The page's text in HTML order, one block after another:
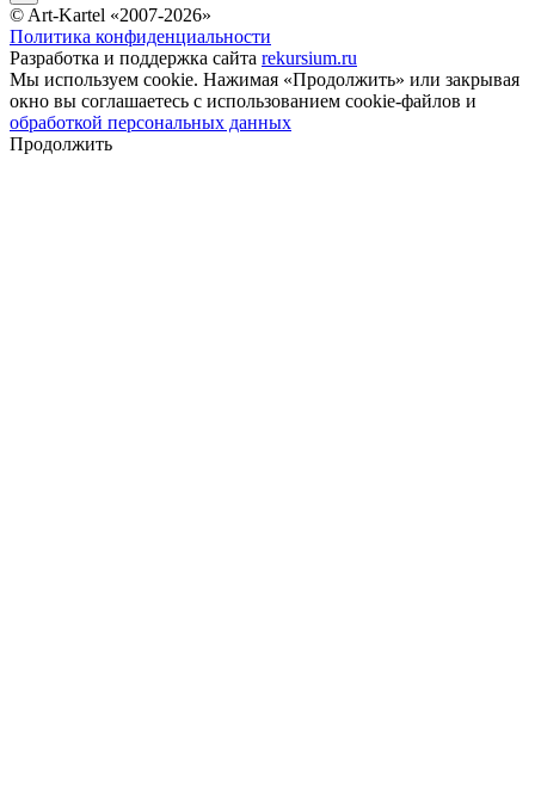
© Art-Kartel «2007-2026»
Политика конфиденциальности
Разработка и поддержка сайта rekursium.ru
Мы используем cookie. Нажимая «Продолжить» или закрывая
окно вы соглашаетесь с использованием cookie-файлов и
обработкой персональных данных
Продолжить